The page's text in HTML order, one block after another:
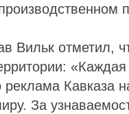
Вильк отметил,
«Каждая
Кавказа
За